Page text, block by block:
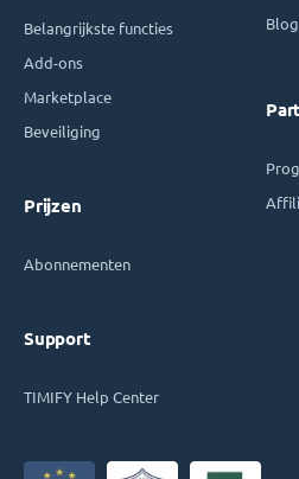
Belangrijkste functies
Add-ons
Marketplace
Beveiliging
Prijzen
Abonnementen
Support
TIMIFY Help Center
Blog